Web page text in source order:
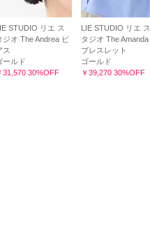
STUDIO リエ ス
ジオ The Andrea ピ
ス
ールド
31,570 30%OFF
LIE STUDIO リエ ス
タジオ The Amanda
ブレスレット
ゴールド
￥39,270 30%OFF